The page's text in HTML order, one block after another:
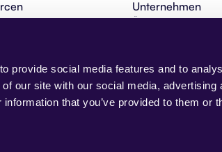
provide social media features and to
our site with our social media, advertising
that you’ve provided to them or
Unternehmen
Über uns
Demo anfragen
Presse
Trust Center